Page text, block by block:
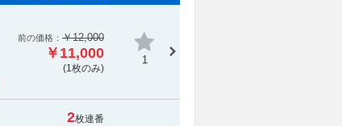
前の価格： ￥12,000
￥11,000
(1枚のみ)
1
2枚連番